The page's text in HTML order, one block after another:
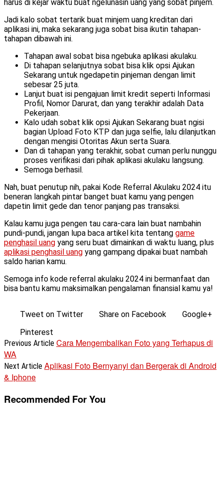
harus di kejar waktu buat ngelunasin uang yang sobat pinjem.
Jadi kalo sobat tertarik buat minjem uang kreditan dari
aplikasi ini, maka sekarang juga sobat bisa ikutin tahapan-
tahapan dibawah ini.
Tahapan awal sobat bisa ngebuka aplikasi akulaku.
Di tahapan selanjutnya sobat bisa klik opsi Ajukan
Sekarang untuk ngedapetin pinjeman dengan limit
sebesar 25 juta.
Lanjut buat isi pengajuan limit kredit seperti Informasi
Profil, Nomor Darurat, dan yang terakhir adalah Data
Pekerjaan.
Kalo udah sobat klik opsi Ajukan Sekarang buat ngisi
bagian Upload Foto KTP dan juga selfie, lalu dilanjutkan
dengan mengisi Otoritas Akun serta Suara.
Dan di tahapan yang terakhir, sobat cuman perlu nunggu
proses verifikasi dari pihak aplikasi akulaku langsung.
Semoga berhasil.
Nah, buat penutup nih, pakai Kode Referral Akulaku 2024 itu
beneran langkah pintar banget buat kamu yang pengen
dapetin limit gede dan tenor panjang pas transaksi.
Kalau kamu juga pengen tau cara-cara lain buat nambahin
pundi-pundi, jangan lupa baca artikel kita tentang game
penghasil uang yang seru buat dimainkan di waktu luang, plus
aplikasi penghasil uang yang gampang dipakai buat nambah
saldo harian kamu.
Semoga info kode referral akulaku 2024 ini bermanfaat dan
bisa bantu kamu maksimalkan pengalaman finansial kamu ya!
Tweet on Twitter Share on Facebook
Google+
Pinterest
Previous Article Cara Mengembalikan Foto yang Terhapus di
WA
Next Article Aplikasi Foto Bernyanyi dan Bergerak di Android
& Iphone
Recommended For You